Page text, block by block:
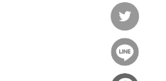
分享
到
Facebook
分享
到